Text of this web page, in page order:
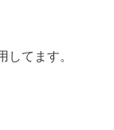
してます。